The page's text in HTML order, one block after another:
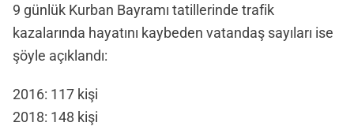
9 günlük Kurban Bayramı tatillerinde trafik
kazalarında hayatını kaybeden vatandaş sayıları ise
şöyle açıklandı:
2016: 117 kişi
2018: 148 kişi